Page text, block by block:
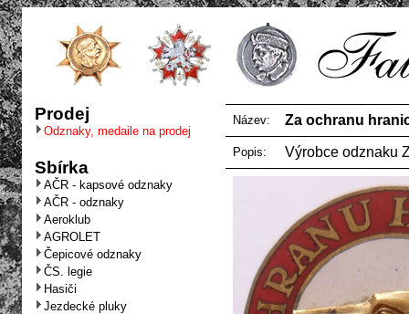
Prodej
Odznaky, medaile na prodej
Sbírka
AČR - kapsové odznaky
AČR - odznaky
Aeroklub
AGROLET
Čepicové odznaky
ČS. legie
Hasiči
Jezdecké pluky
Název: Za ochranu
Popis: Výrobce odznaku